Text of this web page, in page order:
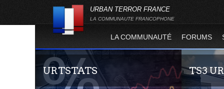
URBAN TERROR FRANCE
LA COMMUNAUTE FRANCOPHONE
LA COMMUNAUTÉ FORUMS
URTSTATS TS3